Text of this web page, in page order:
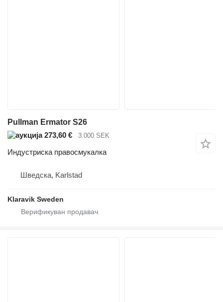
Pullman Ermator S26
273,60 €
3.000 SEK
Индустриска правосмукалка
Шведска, Karlstad
Klaravik Sweden